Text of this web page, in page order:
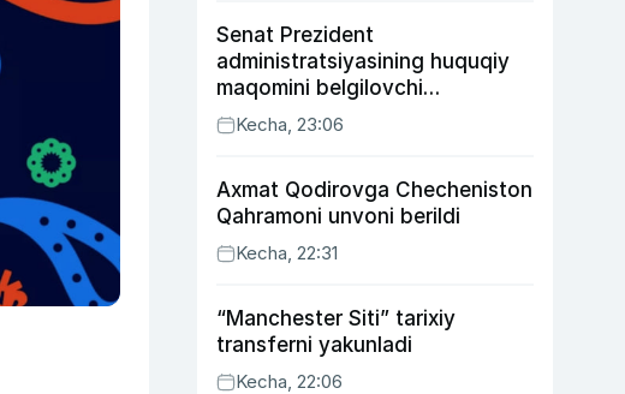
Senat Prezident
administratsiyasining huquqiy
maqomini belgilovchi
konstitutsiyaviy qonunni
ma’qulladi
Kecha, 23:06
Axmat Qodirovga Checheniston
Qahramoni unvoni berildi
Kecha, 22:31
“Manchester Siti” tarixiy
transferni yakunladi
Kecha, 22:06